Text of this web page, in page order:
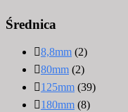
Średnica
8,8mm (2)
80mm (2)
125mm (39)
180mm (8)